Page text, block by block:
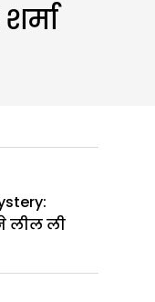
लील ली